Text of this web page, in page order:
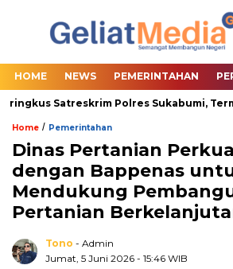
HOME NEWS PEMERINTAHAN
Satreskrim Polres Sukabumi,
Home / Pemerintahan
Dinas Pertanian
dengan Bappenas
Mendukung
Pertanian
Tono - Admin
Jumat, 5 Juni 2026 - 15:46 WIB